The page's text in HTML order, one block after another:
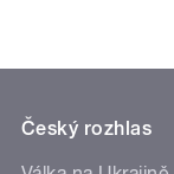
Český rozhlas